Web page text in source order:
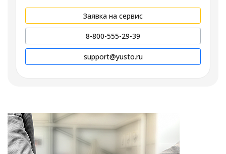
Заявка на сервис
8-800-555-29-39
support@yusto.ru